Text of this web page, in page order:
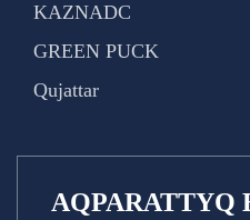
KAZNADC
GREEN PUCK
Qujattar
AQPARATTYQ